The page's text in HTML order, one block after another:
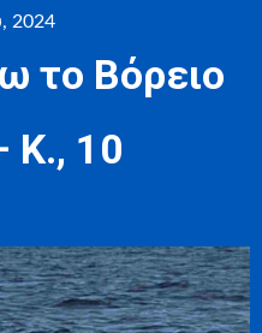
2024
το Βόρειο
Κ., 10